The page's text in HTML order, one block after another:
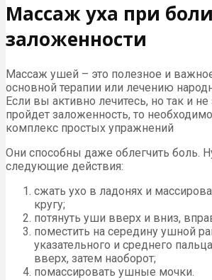
Массаж уха при
заложенности
Массаж ушей – это полезное и
основной терапии или лечению
Если вы активно лечитесь, но так и не
пройдет заложенность, то
комплекс простых упражнений
Они способны даже облегчить боль.
следующие действия:
сжать ухо в ладонях и
кругу;
потянуть уши вверх и вниз,
поместить на середину ушной
указательного и среднего
вверх, затем наоборот;
помассировать ушные мочки.